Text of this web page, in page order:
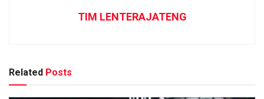
TIM LENTERAJATENG
Related Posts